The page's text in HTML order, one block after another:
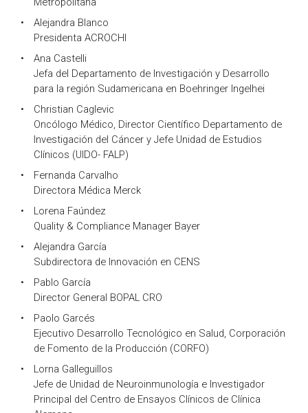
Alejandra Blanco
Presidenta ACROCHI
Ana Castelli
Jefa del Departamento de Investigación y Desarrollo
para la región Sudamericana en Boehringer Ingelhei
Christian Caglevic
Oncólogo Médico, Director Científico Departamento de
Investigación del Cáncer y Jefe Unidad de Estudios
Clínicos (UIDO- FALP)
Fernanda Carvalho
Directora Médica Merck
Lorena Faúndez
Quality & Compliance Manager Bayer
Alejandra García
Subdirectora de Innovación en CENS
Pablo García
Director General BOPAL CRO
Paolo Garcés
Ejecutivo Desarrollo Tecnológico en Salud, Corporación
de Fomento de la Producción (CORFO)
Lorna Galleguillos
Jefe de Unidad de Neuroinmunología e Investigador
Principal del Centro de Ensayos Clínicos de Clínica